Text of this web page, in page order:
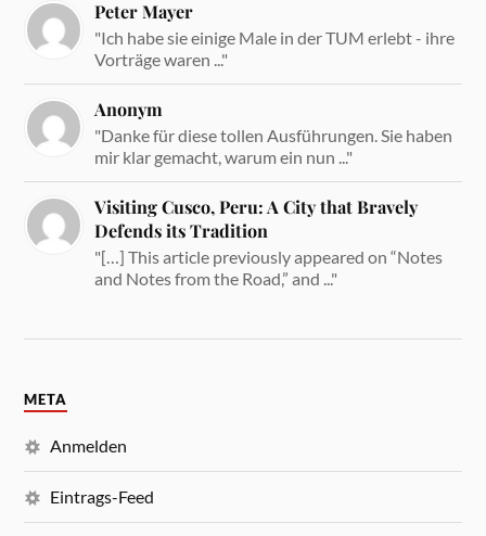
Peter Mayer
"Ich habe sie einige Male in der TUM erlebt - ihre
Vorträge waren ..."
Anonym
"Danke für diese tollen Ausführungen. Sie haben
mir klar gemacht, warum ein nun ..."
Visiting Cusco, Peru: A City that Bravely
Defends its Tradition
"[…] This article previously appeared on “Notes
and Notes from the Road,” and ..."
META
Anmelden
Eintrags-Feed